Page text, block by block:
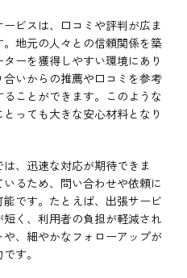
ビスは、口コミや評判が広ま
地元の人々との信頼関係を築
ーを獲得しやすい環境にあり
いからの推薦や口コミを参考
ことができます。このような
っても大きな安心材料となり
、迅速な対応が期待できま
るため、問い合わせや依頼に
です。たとえば、出張サービ
く、利用者の負担が軽減され
、細やかなフォローアップが
す。